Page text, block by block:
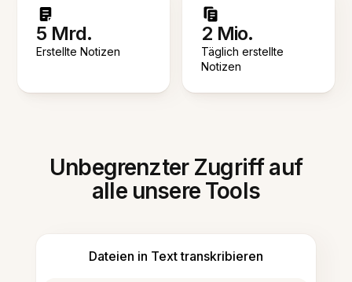
5 Mrd.
Erstellte Notizen
2 Mio.
Täglich erstellte
Notizen
Unbegrenzter Zugriff auf
alle unsere Tools
Dateien in Text transkribieren